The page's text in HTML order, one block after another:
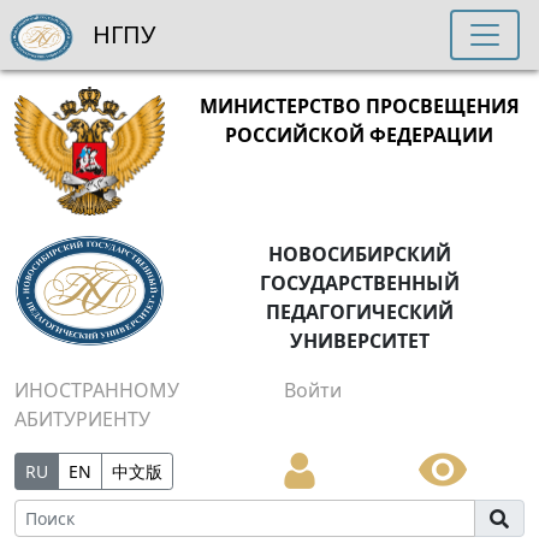
МИНИСТЕРСТВО ПРОСВЕЩЕНИЯ
РОССИЙСКОЙ ФЕДЕРАЦИИ
НОВОСИБИРСКИЙ
ГОСУДАРСТВЕННЫЙ
ПЕДАГОГИЧЕСКИЙ
УНИВЕРСИТЕТ
ИНОСТРАННОМУ
АБИТУРИЕНТУ
Войти
RU EN 中文版
НГПУ